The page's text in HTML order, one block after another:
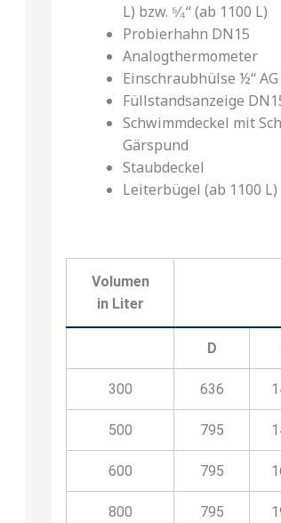
L) bzw. ⁵⁄₄‘‘ (ab 1100 L)
Probierhahn DN15
Analogthermometer
Einschraubhülse ½‘‘
Füllstandsanzeige
Schwimmdeckel mit
Gärspund
Staubdeckel
Leiterbügel (ab 1100 L)
Volumen
in Liter
D
300 636
500 795
600 795
800 795